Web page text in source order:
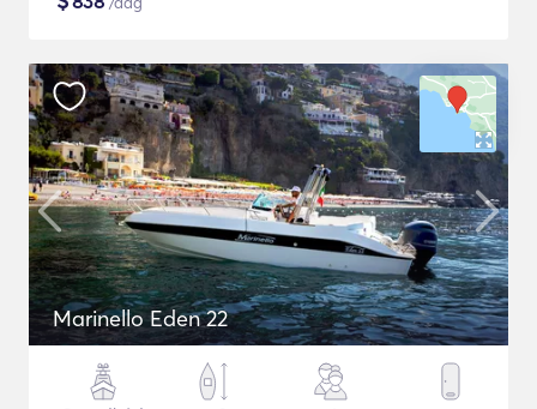
Marinello Eden 22